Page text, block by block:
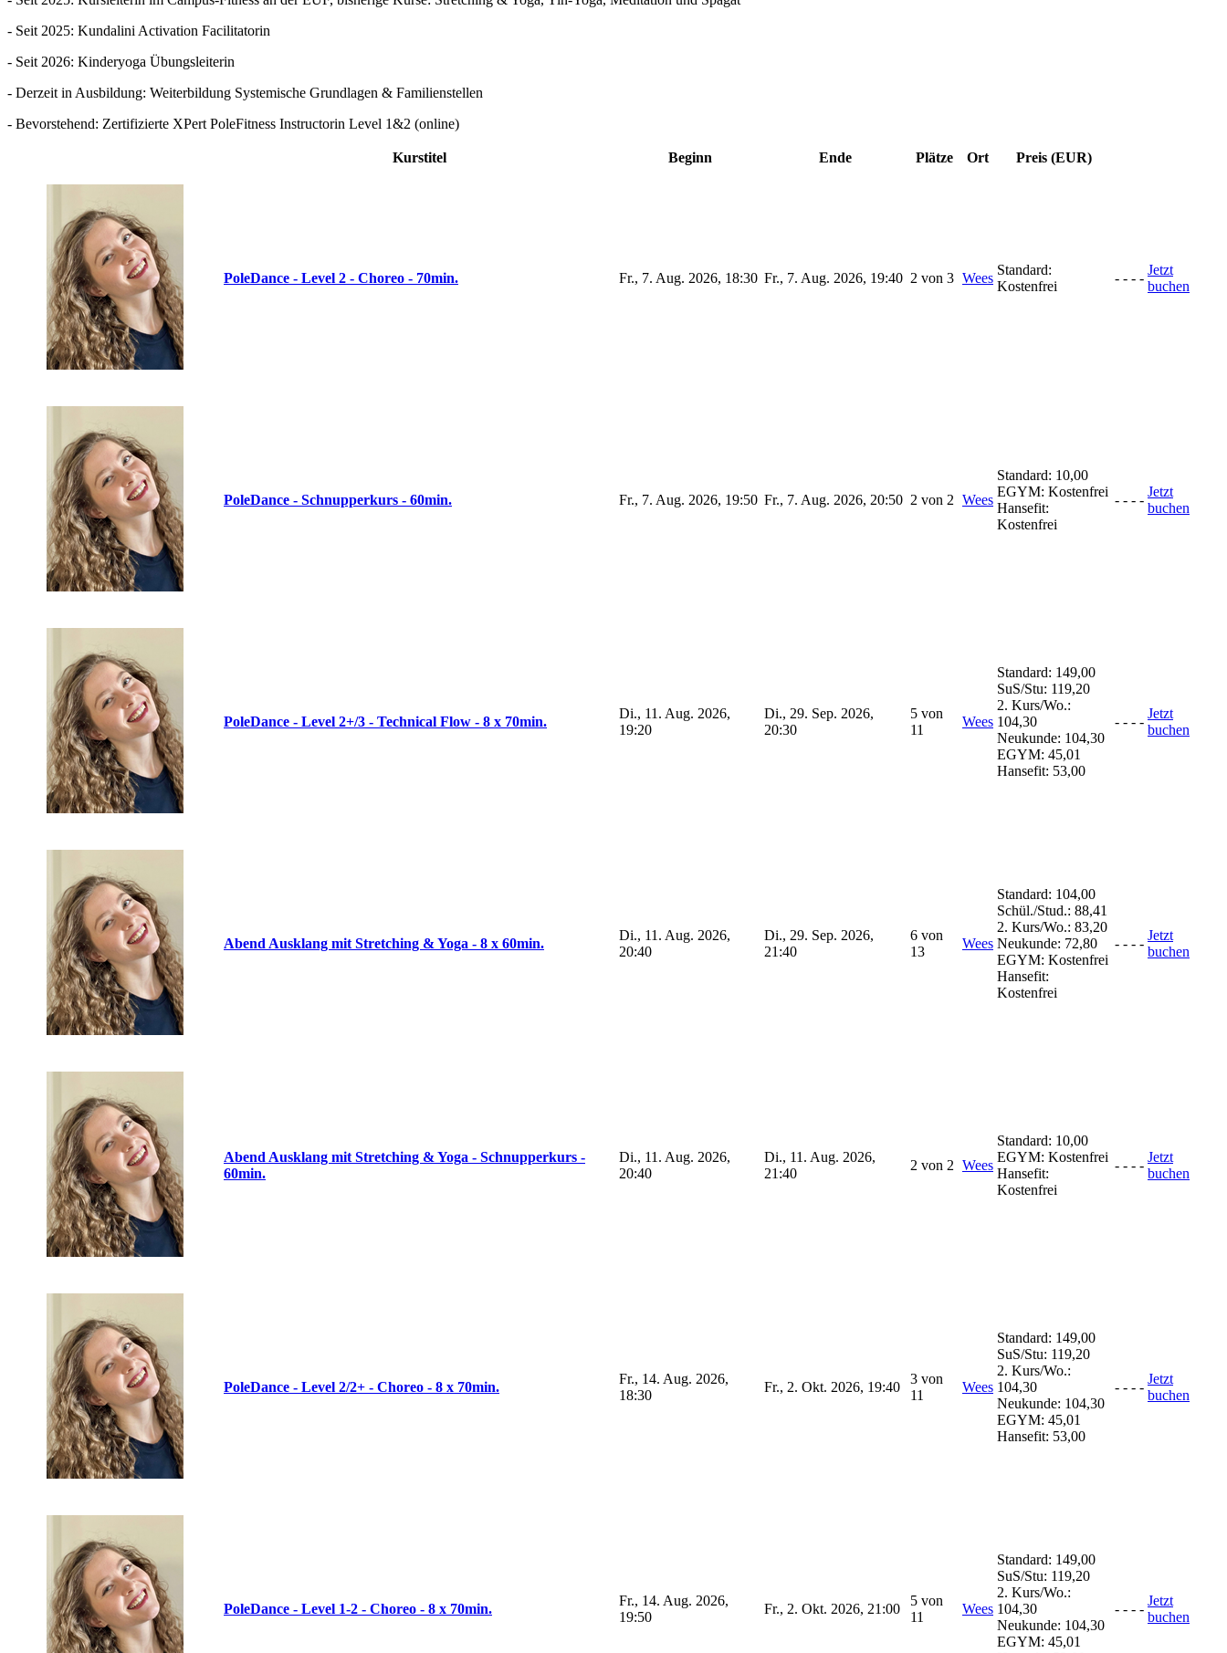
- Seit 2025: Kundalini Activation Facilitatorin
- Seit 2026: Kinderyoga Übungsleiterin
- Derzeit in Ausbildung: Weiterbildung Systemische Grundlagen & Familienstellen
- Bevorstehend: Zertifizierte XPert PoleFitness Instructorin Level 1&2 (online)
Kurstitel Beginn Ende Plätze Ort Preis (EUR)
PoleDance - Level 2 - Choreo - 70min. Fr., 7. Aug. 2026, 18:30 Fr., 7. Aug. 2026, 19:40 2 von 3 Wees
Standard:
Kostenfrei
- - - -
Jetzt
buchen
PoleDance - Schnupperkurs - 60min. Fr., 7. Aug. 2026, 19:50 Fr., 7. Aug. 2026, 20:50 2 von 2 Wees
Standard: 10,00
EGYM: Kostenfrei
Hansefit:
Kostenfrei
- - - -
Jetzt
buchen
PoleDance - Level 2+/3 - Technical Flow - 8 x 70min.
Di., 11. Aug. 2026,
19:20
Di., 29. Sep. 2026,
20:30
5 von
11
Wees
Standard: 149,00
SuS/Stu: 119,20
2. Kurs/Wo.:
104,30
Neukunde: 104,30
EGYM: 45,01
Hansefit: 53,00
- - - -
Jetzt
buchen
Abend Ausklang mit Stretching & Yoga - 8 x 60min.
Di., 11. Aug. 2026,
20:40
Di., 29. Sep. 2026,
21:40
6 von
13
Wees
Standard: 104,00
Schül./Stud.: 88,41
2. Kurs/Wo.: 83,20
Neukunde: 72,80
EGYM: Kostenfrei
Hansefit:
Kostenfrei
- - - -
Jetzt
buchen
Abend Ausklang mit Stretching & Yoga - Schnupperkurs -
60min.
Di., 11. Aug. 2026,
20:40
Di., 11. Aug. 2026,
21:40
2 von 2 Wees
Standard: 10,00
EGYM: Kostenfrei
Hansefit:
Kostenfrei
- - - -
Jetzt
buchen
PoleDance - Level 2/2+ - Choreo - 8 x 70min.
Fr., 14. Aug. 2026,
18:30
Fr., 2. Okt. 2026, 19:40
3 von
11
Wees
Standard: 149,00
SuS/Stu: 119,20
2. Kurs/Wo.:
104,30
Neukunde: 104,30
EGYM: 45,01
Hansefit: 53,00
- - - -
Jetzt
buchen
PoleDance - Level 1-2 - Choreo - 8 x 70min.
Fr., 14. Aug. 2026,
19:50
Fr., 2. Okt. 2026, 21:00
5 von
11
Wees
Standard: 149,00
SuS/Stu: 119,20
2. Kurs/Wo.:
104,30
Neukunde: 104,30
EGYM: 45,01
- - - -
Jetzt
buchen